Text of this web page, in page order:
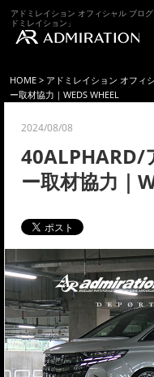
アドミレイション オフィシャル ブロ
ドミレイション」
HOME > アドミレイション オフィ
ー取材協力｜WEDS WHEEL
2024/08/08
40ALPHARD/
ー取材協力｜